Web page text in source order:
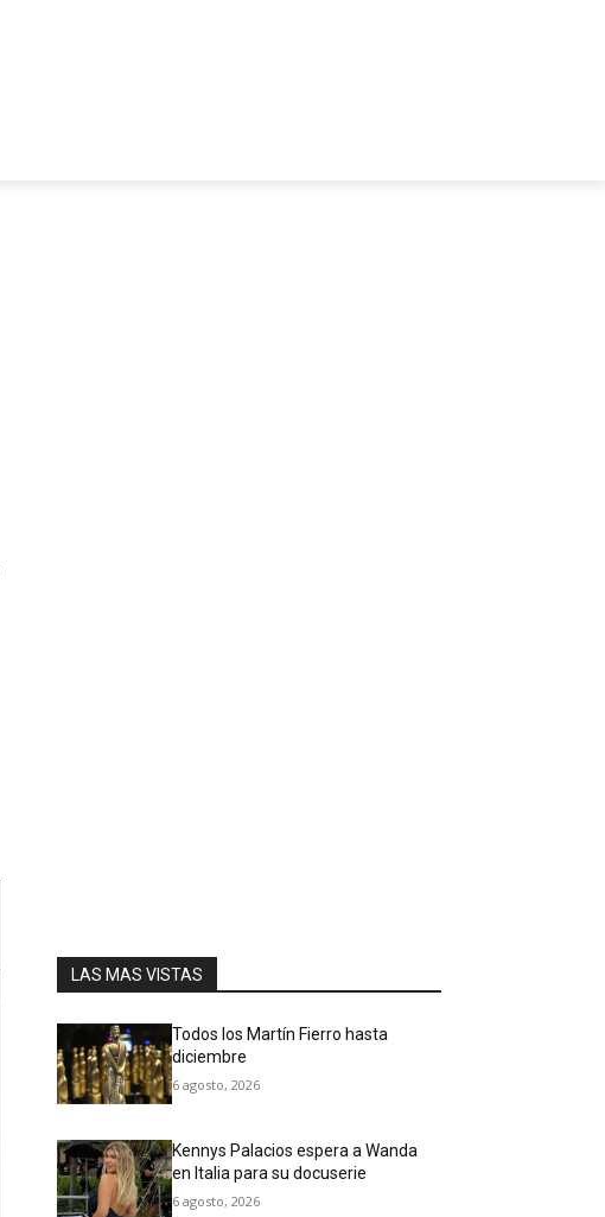
LAS MAS VISTAS
Todos los Martín Fierro hasta
diciembre
6 agosto, 2026
Kennys Palacios espera a Wanda
en Italia para su docuserie
6 agosto, 2026